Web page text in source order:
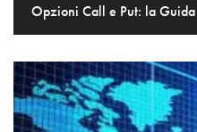
Opzioni Call e Put: la